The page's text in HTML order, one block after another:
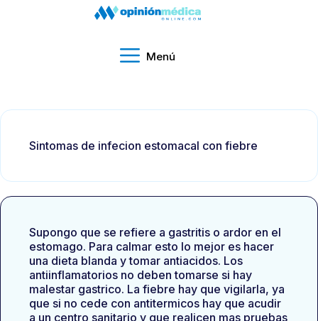
Menú
Sintomas de infecion estomacal con fiebre
Supongo que se refiere a gastritis o ardor en el
estomago. Para calmar esto lo mejor es hacer
una dieta blanda y tomar antiacidos. Los
antiinflamatorios no deben tomarse si hay
malestar gastrico. La fiebre hay que vigilarla, ya
que si no cede con antitermicos hay que acudir
a un centro sanitario y que realicen mas pruebas